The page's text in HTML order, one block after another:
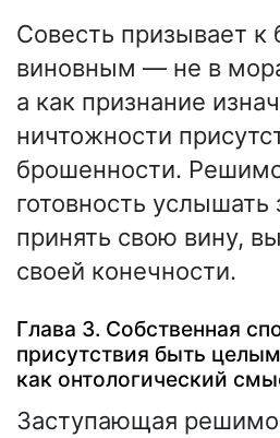
Совесть призывает
виновным — не в
а как признание
ничтожности
брошенности.
готовность услышать
принять свою вину,
своей конечности.
Глава 3. Собственная
присутствия быть
как онтологический
Заступающая